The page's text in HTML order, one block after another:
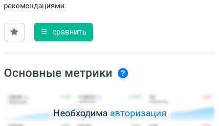
рекомендациями.
сравнить
Основные метрики
Необходима авторизация